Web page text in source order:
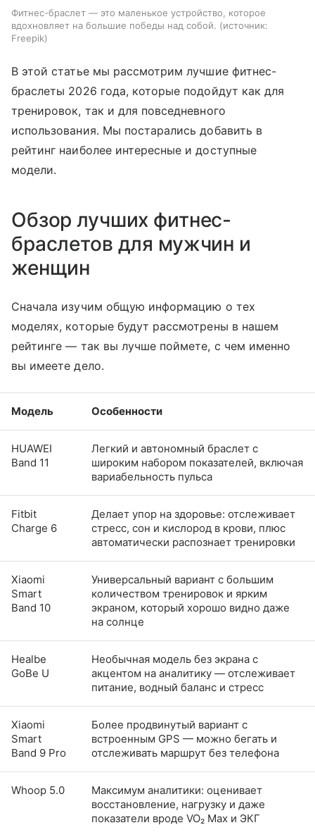
Фитнес-браслет — это маленькое устройство, которое
вдохновляет на большие победы над собой.
источник:
Freepik
В этой статье мы рассмотрим лучшие фитнес-
браслеты 2026 года, которые подойдут как для
тренировок, так и для повседневного
использования. Мы постарались добавить в
рейтинг наиболее интересные и доступные
модели.
Обзор лучших фитнес-
браслетов для мужчин и
женщин
Сначала изучим общую информацию о тех
моделях, которые будут рассмотрены в нашем
рейтинге — так вы лучше поймете, с чем именно
вы имеете дело.
Модель Особенности
HUAWEI
Band 11
Легкий и автономный браслет с
широким набором показателей, включая
вариабельность пульса
Fitbit
Charge 6
Делает упор на здоровье: отслеживает
стресс, сон и кислород в крови, плюс
автоматически распознает тренировки
Xiaomi
Smart
Band 10
Универсальный вариант с большим
количеством тренировок и ярким
экраном, который хорошо видно даже
на солнце
Healbe
GoBe U
Необычная модель без экрана с
акцентом на аналитику — отслеживает
питание, водный баланс и стресс
Xiaomi
Smart
Band 9 Pro
Более продвинутый вариант с
встроенным GPS — можно бегать и
отслеживать маршрут без телефона
Whoop 5.0
Максимум аналитики: оценивает
восстановление, нагрузку и даже
показатели вроде VO₂ Max и ЭКГ